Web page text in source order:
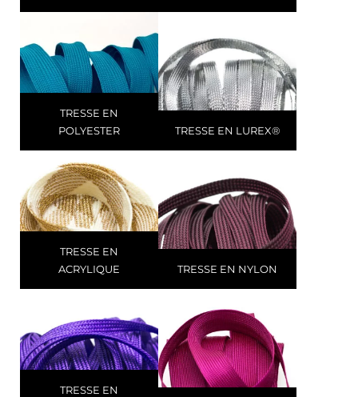
TRESSE EN
POLYESTER
TRESSE EN LUREX®
TRESSE EN
ACRYLIQUE
TRESSE EN NYLON
TRESSE EN